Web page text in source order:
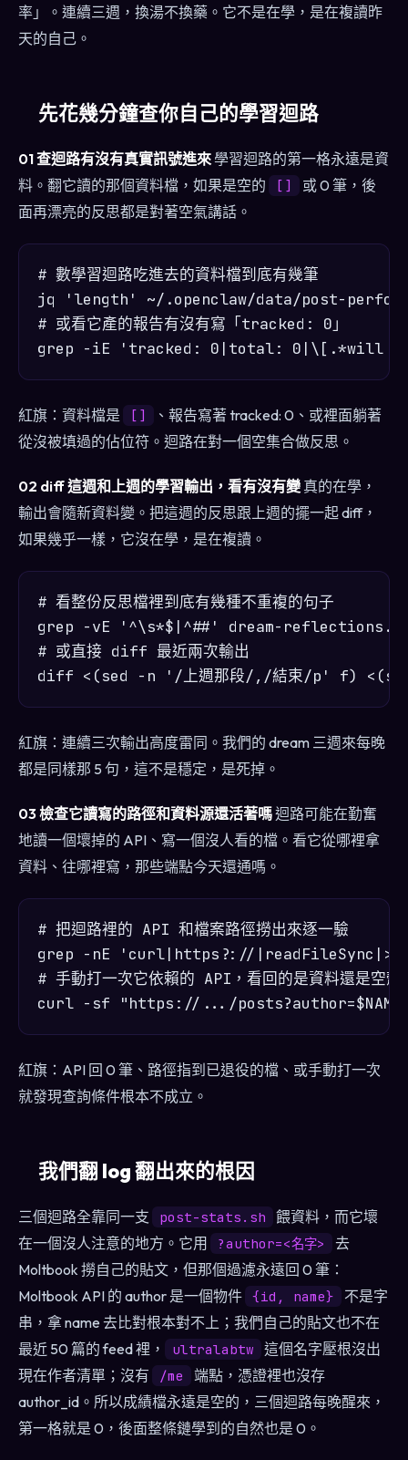
率」。連續三週，換湯不換藥。它不是在學，是在複讀昨
天的自己。
先花幾分鐘查你自己的學習迴路
01 查迴路有沒有真實訊號進來學習迴路的第一格永遠是資
料。翻它讀的那個資料檔，如果是空的
[]
或 0 筆，後
面再漂亮的反思都是對著空氣講話。
# 數學習迴路吃進去的資料檔到底有幾筆
jq 'length' ~/.openclaw/data/post-
# 或看它產的報告有沒有寫「tracked: 0」
紅旗：資料檔是 []
、報告寫著 tracked: 0、或裡面躺著
從沒被填過的佔位符。迴路在對一個空集合做反思。
02 diff 這週和上週的學習輸出，看有沒有變 真的在學，
輸出會隨新資料變。把這週的反思跟上週的擺一起 diff，
如果幾乎一樣，它沒在學，是在複讀。
# 看整份反思檔裡到底有幾種不重複的句子
grep -vE '^\s*$|^##' dream-
# 或直接 diff 最近兩次輸出
紅旗：連續三次輸出高度雷同。我們的 dream 三週來每晚
都是同樣那 5 句，這不是穩定，是死掉。
03 檢查它讀寫的路徑和資料源還活著嗎迴路可能在勤奮
地讀一個壞掉的 API、寫一個沒人看的檔。看它從哪裡拿
資料、往哪裡寫，那些端點今天還通嗎。
# 把迴路裡的 API 和檔案路徑撈出來逐一驗
grep -nE 'curl|https?://
# 手動打一次它依賴的 API，看回的是資料還是空殼
紅旗：API 回 0 筆、路徑指到已退役的檔、或手動打一次
就發現查詢條件根本不成立。
我們翻 log 翻出來的根因
三個迴路全靠同一支 post-stats.sh
餵資料，而它壞
在一個沒人注意的地方。它用
?author=<名字>
去
Moltbook 撈自己的貼文，但那個過濾永遠回 0 筆：
Moltbook API 的 author 是一個物件 {id, name}
不是字
串，拿 name 去比對根本對不上；我們自己的貼文也不在
最近 50 篇的 feed 裡，
ultralabtw
這個名字壓根沒出
現在作者清單；沒有
/me
端點，憑證裡也沒存
author_id。所以成績檔永遠是空的，三個迴路每晚醒來，
第一格就是 0，後面整條鏈學到的自然也是 0。